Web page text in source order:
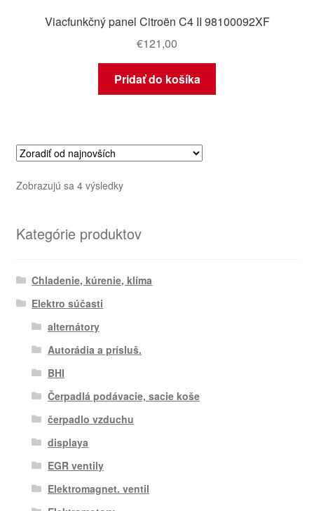
Viacfunkčný panel Citroën C4 II 98100092XF
€121,00
Pridať do košíka
Zobrazujú sa 4 výsledkyZoradené
Kategórie produktov
Chladenie, kúrenie, klíma
Elektro súčasti
alternátory
Autorádia a prísluš.
BHI
Čerpadlá podávacie, sacie koše
čerpadlo vzduchu
displaya
EGR ventily
Elektromagnet. ventil